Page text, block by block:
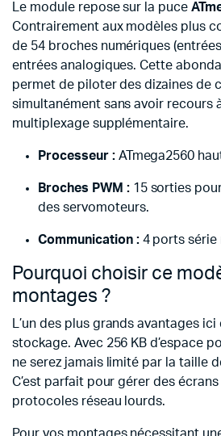
Le module repose sur la puce
Contrairement aux modèles plus
de 54 broches numériques
entrées analogiques. Cette
permet de piloter des dizaines de
simultanément sans avoir recours
multiplexage supplémentaire.
Processeur :ATmega2560
Broches PWM :15 sorties
des servomoteurs.
Communication :4 ports série
Pourquoi choisir ce
montages ?
L’un des plus grands avantages
stockage. Avec 256 KB d’espace
ne serez jamais limité par la taille
C’est parfait pour gérer des
protocoles réseau lourds.